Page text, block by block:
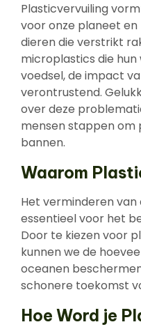
Plasticvervuiling
voor onze planeet
dieren die verstrikt
microplastics die hun
voedsel, de impact
verontrustend.
over deze
mensen stappen om
bannen.
Waarom
Het verminderen van
essentieel voor het
Door te kiezen voor
kunnen we de
oceanen
schonere toekomst
Hoe Word je